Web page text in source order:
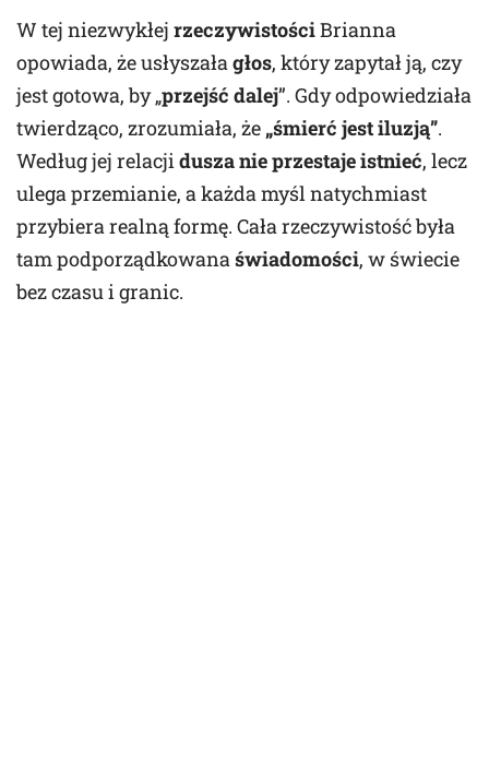
W tej niezwykłej rzeczywistościBrianna
opowiada, że usłyszałagłos, który zapytał ją, czy
jest gotowa, by „przejść dalej”. Gdy odpowiedziała
twierdząco, zrozumiała, że „śmierć jest iluzją”.
Według jej relacjidusza nie przestaje istnieć, lecz
ulega przemianie, a każda myśl natychmiast
przybiera realną formę. Cała rzeczywistość była
tam podporządkowanaświadomości, w świecie
bez czasu i granic.